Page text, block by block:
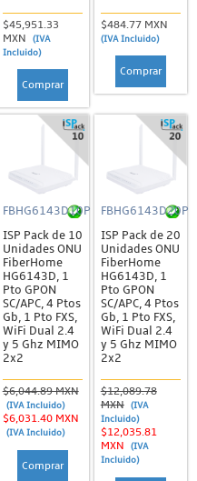
$45,951.33
MXN
(IVA
Incluido)
Comprar
$484.77 MXN
(IVA Incluido)
Comprar
FBHG6143D10P
ISP Pack de 10
Unidades ONU
FiberHome
HG6143D, 1
Pto GPON
SC/APC, 4 Ptos
Gb, 1 Pto FXS,
WiFi Dual 2.4
y 5 Ghz MIMO
2x2
$6,044.89 MXN
(IVA Incluido)
$6,031.40 MXN
(IVA Incluido)
Comprar
FBHG6143D20P
ISP Pack de 20
Unidades ONU
FiberHome
HG6143D, 1
Pto GPON
SC/APC, 4 Ptos
Gb, 1 Pto FXS,
WiFi Dual 2.4
y 5 Ghz MIMO
2x2
$12,089.78
MXN
(IVA
Incluido)
$12,035.81
MXN
(IVA
Incluido)